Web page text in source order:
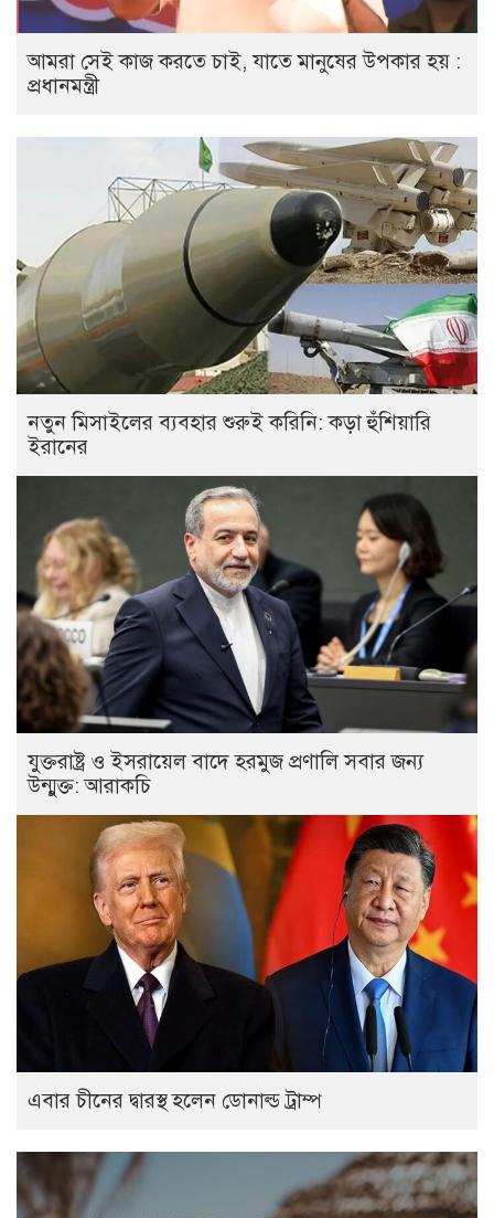
আমরা সেই কাজ করতে চাই, যাতে মানুষের উপকার হয় :
প্রধানমন্ত্রী
নতুন মিসাইলের ব্যবহার শুরুই করিনি: কড়া হুঁশিয়ারি
ইরানের
যুক্তরাষ্ট্র ও ইসরায়েল বাদে হরমুজ প্রণালি সবার জন্য
উন্মুক্ত: আরাকচি
এবার চীনের দ্বারস্থ হলেন ডোনাল্ড ট্রাম্প